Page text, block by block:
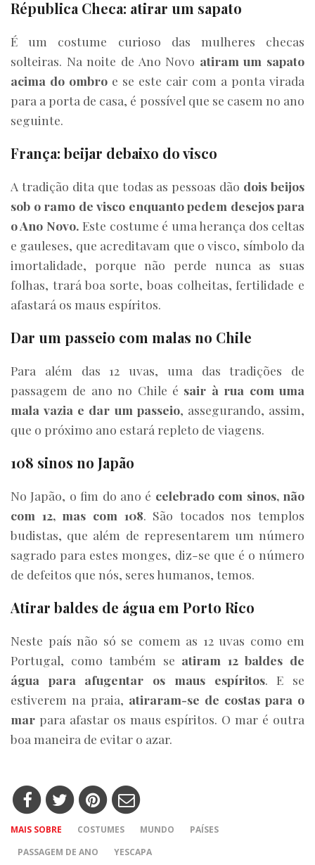
Républica Checa: atirar um sapato
É um costume curioso das mulheres checas
solteiras. Na noite de Ano Novo atiram um sapato
acima do ombro e se este cair com a ponta virada
para a porta de casa, é possível que se casem no ano
seguinte.
França: beijar debaixo do visco
A tradição dita que todas as pessoas dão dois beijos
sob o ramo de visco enquanto pedem desejos para
o Ano Novo. Este costume é uma herança dos celtas
e gauleses, que acreditavam que o visco, símbolo da
imortalidade, porque não perde nunca as suas
folhas, trará boa sorte, boas colheitas, fertilidade e
afastará os maus espíritos.
Dar um passeio com malas no Chile
Para além das 12 uvas, uma das tradições de
passagem de ano no Chile é sair à rua com uma
mala vazia e dar um passeio, assegurando, assim,
que o próximo ano estará repleto de viagens.
108 sinos no Japão
No Japão, o fim do ano é celebrado com sinos, não
com 12, mas com 108. São tocados nos templos
budistas, que além de representarem um número
sagrado para estes monges, diz-se que é o número
de defeitos que nós, seres humanos, temos.
Atirar baldes de água em Porto Rico
Neste país não só se comem as 12 uvas como em
Portugal, como também se atiram 12 baldes de
água para afugentar os maus espíritos. E se
estiverem na praia, atiraram-se de costas para o
mar para afastar os maus espíritos. O mar é outra
boa maneira de evitar o azar.
MAIS SOBRE COSTUMES MUNDO
PAÍSES
PASSAGEM DE ANO
YESCAPA